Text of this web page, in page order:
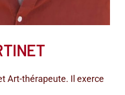
Art-thérapeute. Il exerce